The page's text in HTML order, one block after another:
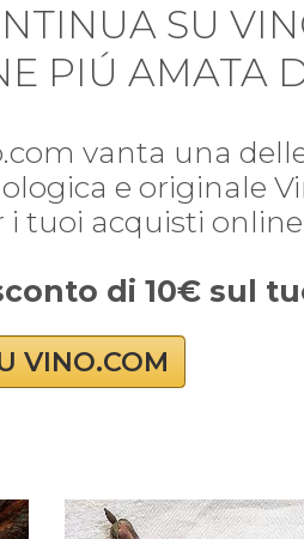
SU
PIÚ AMATA
vanta una
e originale
tuoi acquisti online
di 10€ sul
VINO.COM